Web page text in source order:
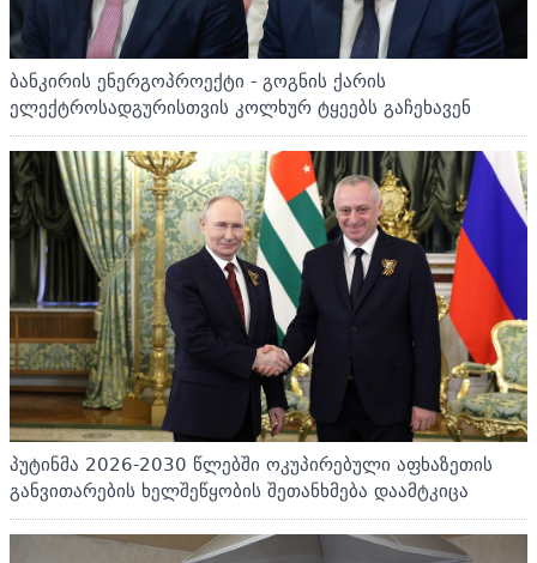
ბანკირის ენერგოპროექტი - გოგნის ქარის
ელექტროსადგურისთვის კოლხურ ტყეებს გაჩეხავენ
პუტინმა 2026-2030 წლებში ოკუპირებული აფხაზეთის
განვითარების ხელშეწყობის შეთანხმება დაამტკიცა